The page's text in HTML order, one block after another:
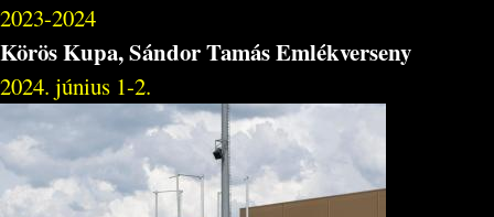
2023-2024
Körös Kupa, Sándor Tamás Emlékverseny
2024. június 1-2.